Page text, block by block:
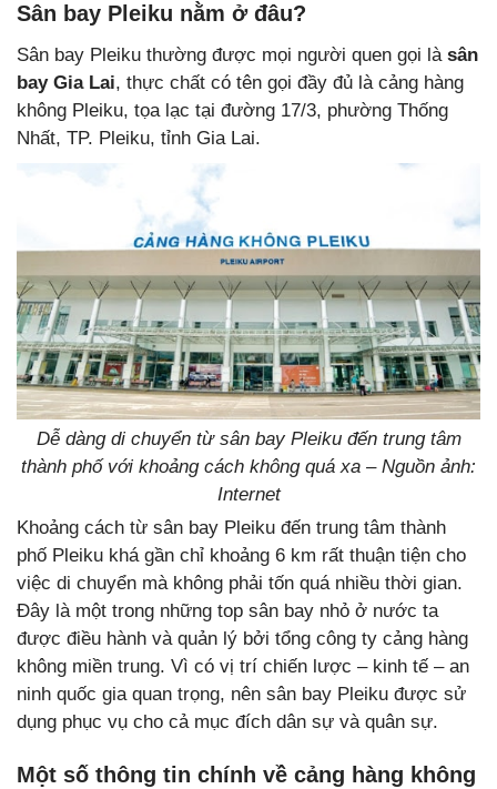
Sân bay Pleiku nằm ở đâu?
Sân bay Pleiku thường được mọi người quen gọi là sân
bay Gia Lai, thực chất có tên gọi đầy đủ là cảng hàng
không Pleiku, tọa lạc tại đường 17/3, phường Thống
Nhất, TP. Pleiku, tỉnh Gia Lai.
Dễ dàng di chuyển từ sân bay Pleiku đến trung tâm
thành phố với khoảng cách không quá xa – Nguồn ảnh:
Internet
Khoảng cách từ sân bay Pleiku đến trung tâm thành
phố Pleiku khá gần chỉ khoảng 6 km rất thuận tiện cho
việc di chuyển mà không phải tốn quá nhiều thời gian.
Đây là một trong những top sân bay nhỏ ở nước ta
được điều hành và quản lý bởi tổng công ty cảng hàng
không miền trung. Vì có vị trí chiến lược – kinh tế – an
ninh quốc gia quan trọng, nên sân bay Pleiku được sử
dụng phục vụ cho cả mục đích dân sự và quân sự.
Một số thông tin chính về cảng hàng không